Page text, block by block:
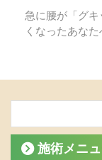
急に腰が「グ
くなったあなた
施術メニ